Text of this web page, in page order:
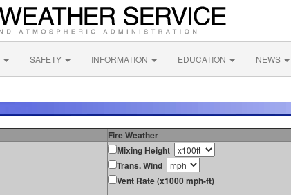
SAFETY INFORMATION EDUCATION NEWS
Fire Weather
Mixing Height
Trans. Wind
Vent Rate (x1000 mph-ft)